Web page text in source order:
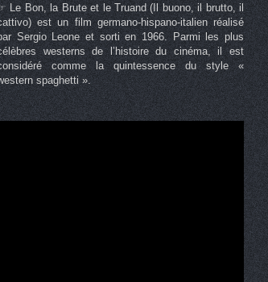
Le Bon, la Brute et le Truand (Il buono, il brutto, il
est un film germano-hispano-italien réalisé
Sergio Leone et sorti en 1966. Parmi les plus
westerns de l’histoire du cinéma, il est
comme la quintessence du style «
spaghetti ».